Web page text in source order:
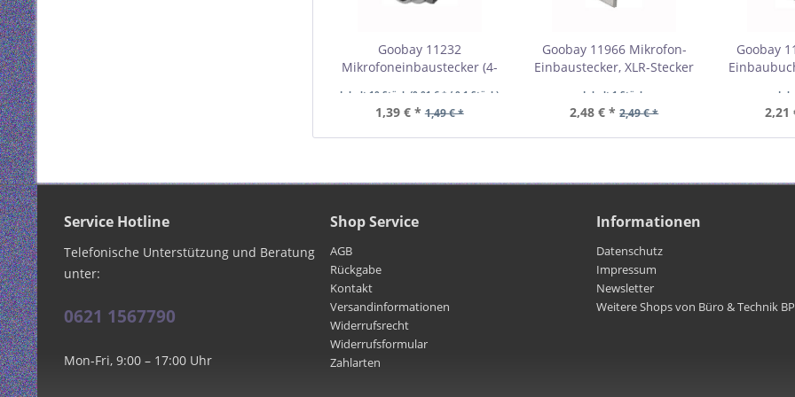
Goobay 11232
Mikrofoneinbaustecker (4-
Inhalt 10 Stück (0,01 € * / 0.1 Stück)
1,39 € * 1,49 € *
Goobay 11966 Mikrofon-
Einbaustecker, XLR-Stecker
Inhalt 1 Stück
2,48 € * 2,49 € *
Goobay
2,21
Service Hotline
Telefonische Unterstützung und Beratung
unter:
0621 1567790
Mon-Fri, 9:00 – 17:00 Uhr
Shop Service
AGB
Rückgabe
Kontakt
Versandinformationen
Widerrufsrecht
Widerrufsformular
Zahlarten
Informationen
Datenschutz
Impressum
Newsletter
Weitere Shops von Büro & Technik